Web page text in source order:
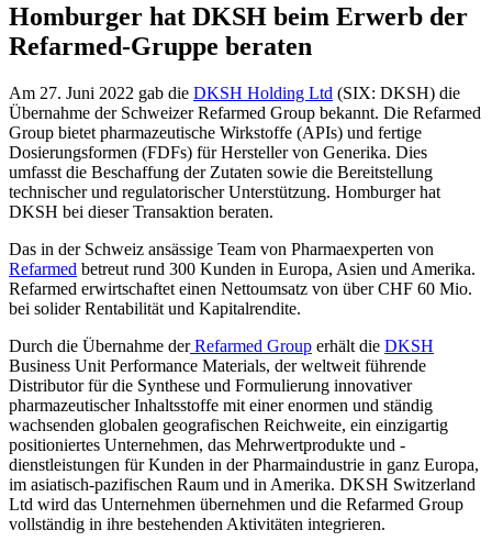
Homburger hat DKSH beim Erwerb der
Refarmed-Gruppe beraten
Am 27. Juni 2022 gab die DKSH Holding Ltd (SIX: DKSH) die
Übernahme der Schweizer Refarmed Group bekannt. Die Refarmed
Group bietet pharmazeutische Wirkstoffe (APIs) und fertige
Dosierungsformen (FDFs) für Hersteller von Generika. Dies
umfasst die Beschaffung der Zutaten sowie die Bereitstellung
technischer und regulatorischer Unterstützung. Homburger hat
DKSH bei dieser Transaktion beraten.
Das in der Schweiz ansässige Team von Pharmaexperten von
Refarmed betreut rund 300 Kunden in Europa, Asien und Amerika.
Refarmed erwirtschaftet einen Nettoumsatz von über CHF 60 Mio.
bei solider Rentabilität und Kapitalrendite.
Durch die Übernahme derRefarmed Group erhält die DKSH
Business Unit Performance Materials, der weltweit führende
Distributor für die Synthese und Formulierung innovativer
pharmazeutischer Inhaltsstoffe mit einer enormen und ständig
wachsenden globalen geografischen Reichweite, ein einzigartig
positioniertes Unternehmen, das Mehrwertprodukte und -
dienstleistungen für Kunden in der Pharmaindustrie in ganz Europa,
im asiatisch-pazifischen Raum und in Amerika. DKSH Switzerland
Ltd wird das Unternehmen übernehmen und die Refarmed Group
vollständig in ihre bestehenden Aktivitäten integrieren.